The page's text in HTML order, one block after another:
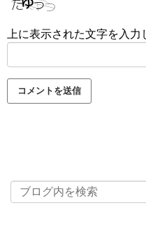
上に表示された文字を入力